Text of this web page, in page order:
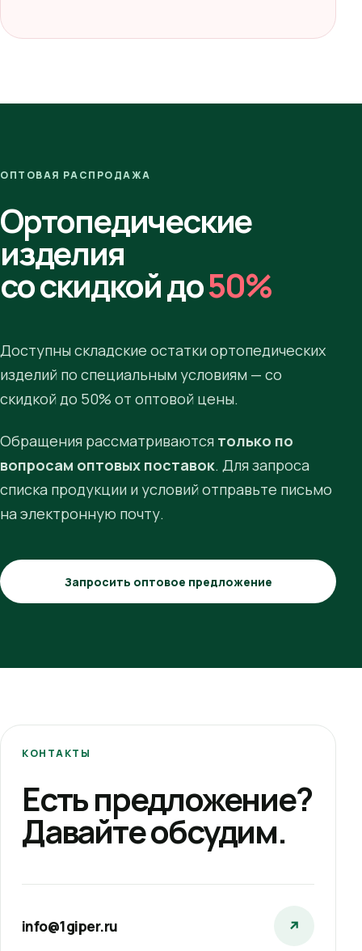
ОПТОВАЯ РАСПРОДАЖА
Ортопедические
изделия
со скидкой до50%
Доступны складские остатки ортопедических
изделий по специальным условиям — со
скидкой до 50% от оптовой цены.
Обращения рассматриваются только по
вопросам оптовых поставок. Для запроса
списка продукции и условий отправьте письмо
на электронную почту.
Запросить оптовое предложение
КОНТАКТЫ
Есть предложение?
Давайте обсудим.
info@1giper.ru ↗